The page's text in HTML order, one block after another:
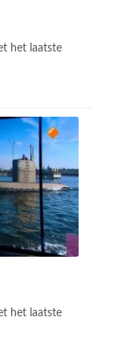
het laatste
het laatste